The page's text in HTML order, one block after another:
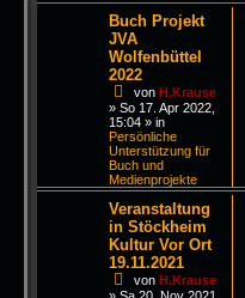
Buch Projekt
JVA
Wolfenbüttel
2022
von H.Krause
» So 17. Apr 2022,
15:04 » in
Persönliche
Unterstützung für
Buch und
Medienprojekte
Veranstaltung
in Stöckheim
Kultur Vor Ort
19.11.2021
von H.Krause